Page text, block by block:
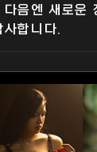
음엔 새로운
합니다.